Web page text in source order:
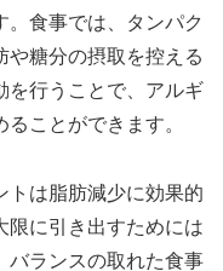
食事では、タンパク
や糖分の摂取を控える
を行うことで、アルギ
ことができます。
トは脂肪減少に効果的
限に引き出すためには
バランスの取れた食事